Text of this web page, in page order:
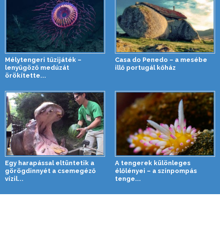
Mélytengeri tűzijáték –
lenyűgöző medúzát
örökítette...
Casa do Penedo – a mesébe
illő portugál kőház
Egy harapással eltüntetik a
görögdinnyét a csemegéző
vízil...
A tengerek különleges
élőlényei – a színpompás
tenge...